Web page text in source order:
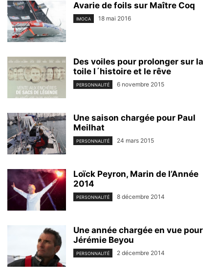
Avarie de foils sur Maître Coq
IMOCA 18 mai 2016
Des voiles pour prolonger sur la
toile l´histoire et le rêve
PERSONNALITÉ 6 novembre 2015
Une saison chargée pour Paul
Meilhat
PERSONNALITÉ 24 mars 2015
Loïck Peyron, Marin de l’Année
2014
PERSONNALITÉ 8 décembre 2014
Une année chargée en vue pour
Jérémie Beyou
PERSONNALITÉ 2 décembre 2014